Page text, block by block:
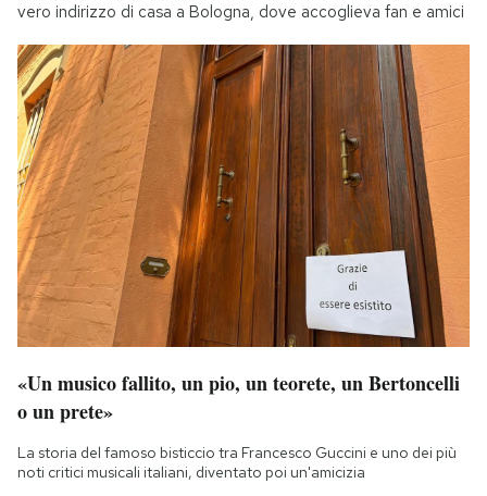
vero indirizzo di casa a Bologna, dove accoglieva fan e amici
«Un musico fallito, un pio, un teorete, un Bertoncelli
o un prete»
La storia del famoso bisticcio tra Francesco Guccini e uno dei più
noti critici musicali italiani, diventato poi un'amicizia